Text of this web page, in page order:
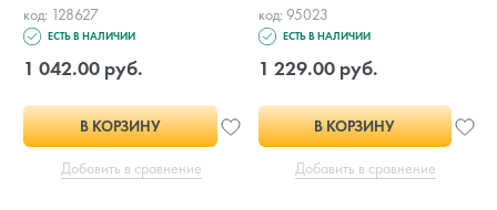
код: 128627
ЕСТЬ В НАЛИЧИИ
1 042.00 руб.
В КОРЗИНУ
Добавить в сравнение
код: 95023
ЕСТЬ В НАЛИЧИИ
1 229.00 руб.
В КОРЗИНУ
Добавить в сравнение